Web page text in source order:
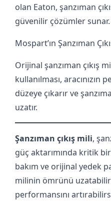
olan Eaton, şanzıman
güvenilir çözümler sunar.
Mospart’ın Şanzıman
Orijinal şanzıman çıkış
kullanılması, aracınızın
düzeye çıkarır ve
uzatır.
Şanzıman çıkış mili,
güç aktarımında kritik
bakım ve orijinal yedek
milinin ömrünü uzatabilir
performansını